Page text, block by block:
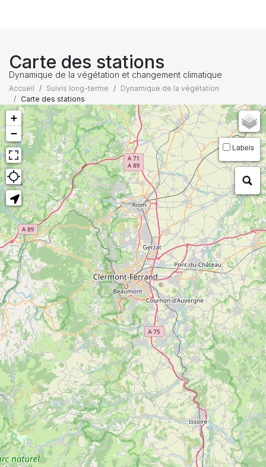
Carte des stations
Dynamique de la végétation et changement climatique
Accueil Suivis long-terme
Dynamique de la végétation
Carte des stations
+
−
Labels